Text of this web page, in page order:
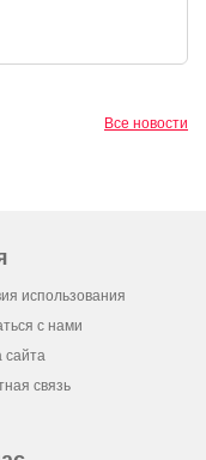
Все новости
использования
с нами
сайта
связь